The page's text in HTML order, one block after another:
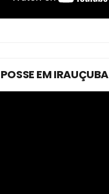
POSSE EM IRAUÇUBA